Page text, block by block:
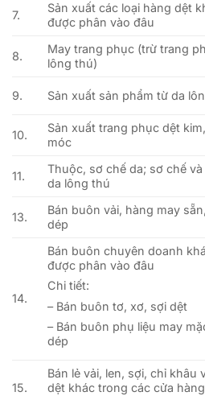
7.
Sản xuất các loại hàng dệt
được phân vào đâu
8.
May trang phục (trừ trang
lông thú)
9. Sản xuất sản phẩm từ da
10.
Sản xuất trang phục dệt
móc
11.
Thuộc, sơ chế da; sơ chế
da lông thú
13.
Bán buôn vải, hàng may
dép
14.
Bán buôn chuyên doanh
được phân vào đâu
Chi tiết:
– Bán buôn tơ, xơ, sợi dệt
– Bán buôn phụ liệu may
dép
15.
Bán lẻ vải, len, sợi, chỉ khâu
dệt khác trong các cửa